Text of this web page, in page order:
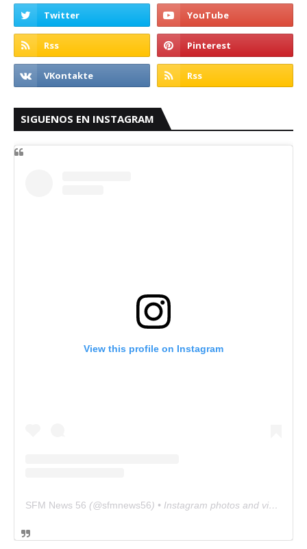
SIGUENOS EN INSTAGRAM
View this profile on Instagram
SFM News 56 (@sfmnews56) • Instagram photos and videos